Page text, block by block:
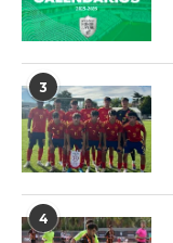
3
4